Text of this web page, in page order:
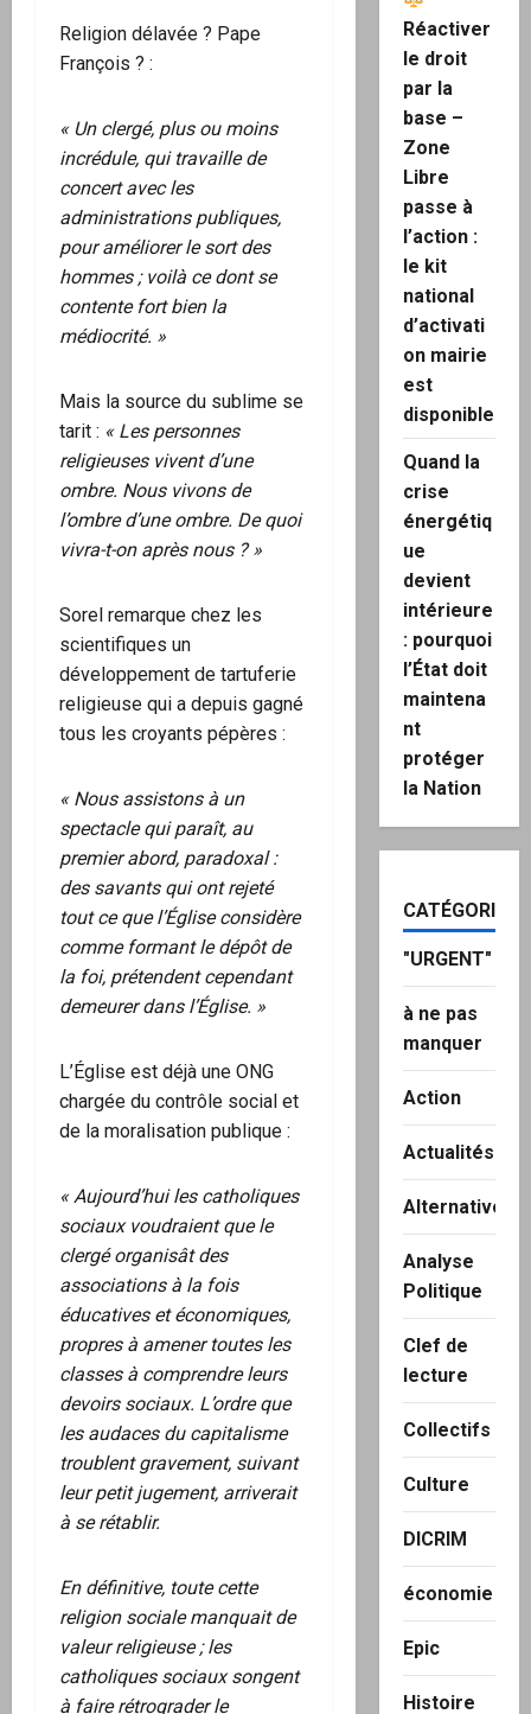
Religion délavée ? Pape
François ? :
« Un clergé, plus ou moins
incrédule, qui travaille de
concert avec les
administrations publiques,
pour améliorer le sort des
hommes ; voilà ce dont se
contente fort bien la
médiocrité. »
Mais la source du sublime se
tarit : « Les personnes
religieuses vivent d’une
ombre. Nous vivons de
l’ombre d’une ombre. De quoi
vivra-t-on après nous ? »
Sorel remarque chez les
scientifiques un
développement de tartuferie
religieuse qui a depuis gagné
tous les croyants pépères :
« Nous assistons à un
spectacle qui paraît, au
premier abord, paradoxal :
des savants qui ont rejeté
tout ce que l’Église considère
comme formant le dépôt de
la foi, prétendent cependant
demeurer dans l’Église. »
L’Église est déjà une ONG
chargée du contrôle social et
de la moralisation publique :
« Aujourd’hui les catholiques
sociaux voudraient que le
clergé organisât des
associations à la fois
éducatives et économiques,
propres à amener toutes les
classes à comprendre leurs
devoirs sociaux. L’ordre que
les audaces du capitalisme
troublent gravement, suivant
leur petit jugement, arriverait
à se rétablir.
En définitive, toute cette
religion sociale manquait de
valeur religieuse ; les
catholiques sociaux songent
à faire rétrograder le
Réactiver
le droit
par la
base –
Zone
Libre
passe à
l’action :
le kit
national
d’activati
on mairie
est
disponible
Quand la
crise
énergétiq
ue
devient
intérieure
: pourquoi
l’État doit
maintena
nt
protéger
la Nation
CATÉGORIES
"URGENT"
à ne pas
manquer
Action
Actualités
Alternatives
Analyse
Politique
Clef de
lecture
Collectifs
Culture
DICRIM
économie
Epic
Histoire